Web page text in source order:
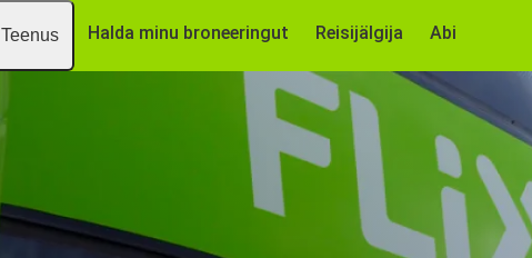
Teenus Halda minu broneeringut Reisijälgija Abi